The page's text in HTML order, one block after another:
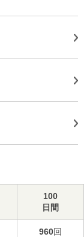
100
日間
960回